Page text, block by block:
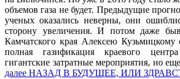
объемов газа не будет. Предыдущие
ученых оказались неверны, они
сторону увеличения. И потом даже
Камчатского края Алексею Кузьмицкому
полная газификация краевого
гигантские затратные мероприятия, но
далее НАЗАД В БУДУЩЕЕ, ИЛИ